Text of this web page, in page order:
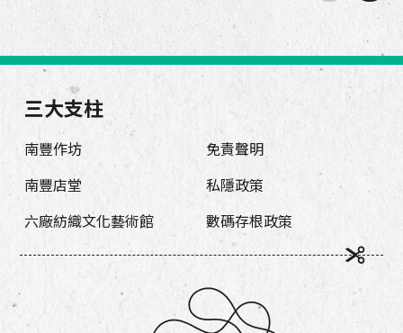
三大支柱
南豐作坊
南豐店堂
六廠紡織文化藝術館
免責聲明
私隱政策
數碼存根政策